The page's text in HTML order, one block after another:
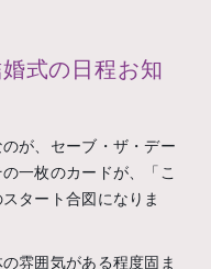
式の日程お知
が、セーブ・ザ・デー
一枚のカードが、「こ
タート合図になりま
雰囲気がある程度固ま